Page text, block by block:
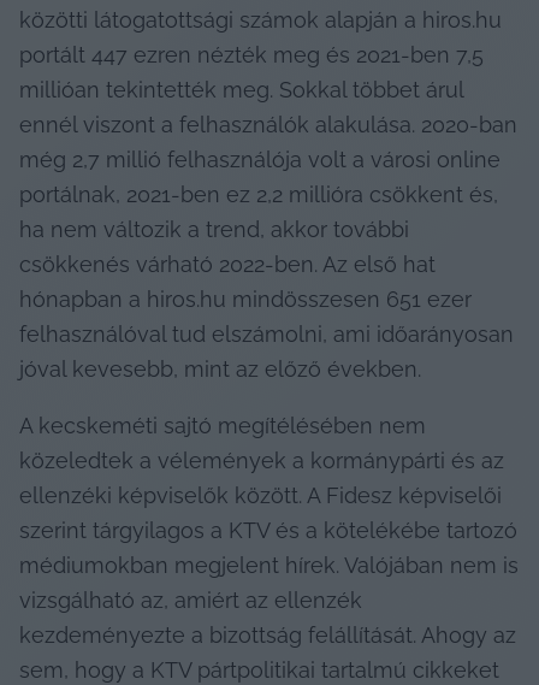
közötti látogatottsági számok alapján a hiros.hu
portált 447 ezren nézték meg és 2021-ben 7,5
millióan tekintették meg. Sokkal többet árul
ennél viszont a felhasználók alakulása. 2020-ban
még 2,7 millió felhasználója volt a városi online
portálnak, 2021-ben ez 2,2 millióra csökkent és,
ha nem változik a trend, akkor további
csökkenés várható 2022-ben. Az első hat
hónapban a hiros.hu mindösszesen 651 ezer
felhasználóval tud elszámolni, ami időarányosan
jóval kevesebb, mint az előző években.
A kecskeméti sajtó megítélésében nem
közeledtek a vélemények a kormánypárti és az
ellenzéki képviselők között. A Fidesz képviselői
szerint tárgyilagos a KTV és a kötelékébe tartozó
médiumokban megjelent hírek. Valójában nem is
vizsgálható az, amiért az ellenzék
kezdeményezte a bizottság felállítását. Ahogy az
sem, hogy a KTV pártpolitikai tartalmú cikkeket